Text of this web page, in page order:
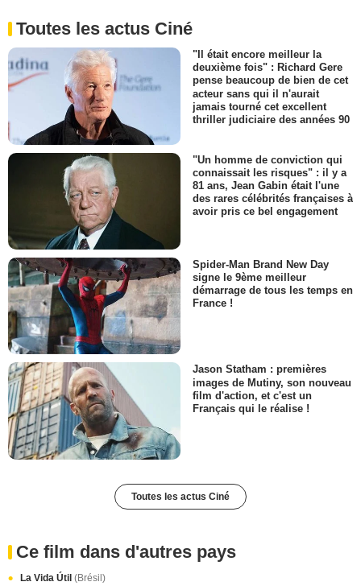
Toutes les actus Ciné
"Il était encore meilleur la
deuxième fois" : Richard Gere
pense beaucoup de bien de cet
acteur sans qui il n'aurait
jamais tourné cet excellent
thriller judiciaire des années 90
"Un homme de conviction qui
connaissait les risques" : il y a
81 ans, Jean Gabin était l'une
des rares célébrités françaises à
avoir pris ce bel engagement
Spider-Man Brand New Day
signe le 9ème meilleur
démarrage de tous les temps en
France !
Jason Statham : premières
images de Mutiny, son nouveau
film d'action, et c'est un
Français qui le réalise !
Toutes les actus Ciné
Ce film dans d'autres pays
La Vida Útil (Brésil)